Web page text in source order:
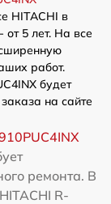
HITACHI в
5 лет. На все
работ.
будет
на сайте
ремонта. В
R-